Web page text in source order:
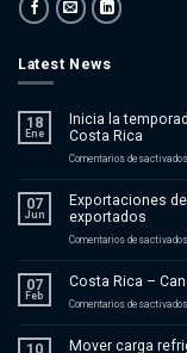
Latest News
18
Ene
Inicia la
Costa Rica
Comentarios desactivados
07
Jun
Exportaciones
exportados
Comentarios desactivados
07
Feb
Costa Rica –
Comentarios desactivados
Mover carga